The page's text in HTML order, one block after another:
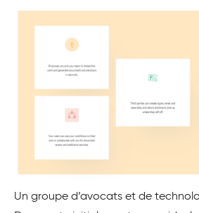
Un groupe d’avocats et de